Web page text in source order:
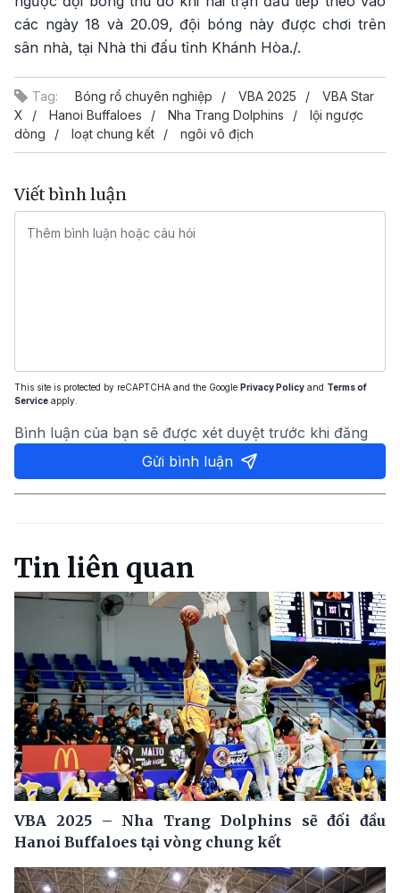
các ngày 18 và 20.09, đội bóng này được chơi trên
sân nhà, tại Nhà thi đấu tỉnh Khánh Hòa./.
Tag: Bóng rổ chuyên nghiệp VBA 2025
VBA Star
X
Hanoi Buffaloes Nha Trang Dolphins
lội ngược
dòng
loạt chung kết ngôi vô địch
Viết bình luận
This site is protected by reCAPTCHA and the Google Privacy Policy and Terms of
Service apply.
Bình luận của bạn sẽ được xét duyệt trước khi đăng
Gửi bình luận
Tin liên quan
VBA 2025 – Nha Trang Dolphins sẽ đối đầu
Hanoi Buffaloes tại vòng chung kết